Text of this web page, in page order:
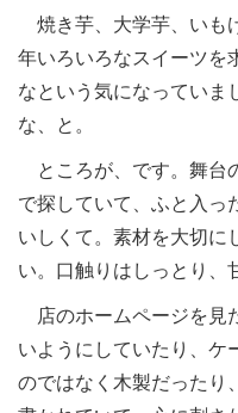
焼き芋、大学芋、いも
年いろいろなスイーツを
なという気になっていま
な、と。
ところが、です。舞台
で探していて、ふと入っ
いしくて。素材を大切に
い。口触りはしっとり、
店のホームページを見
いようにしていたり、ケ
のではなく木製だったり